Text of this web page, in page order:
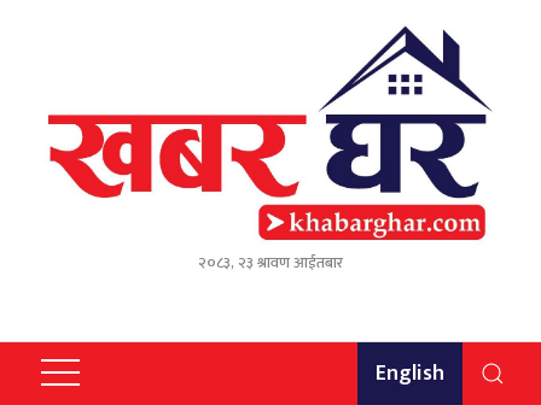
२०८३, २३ श्रावण आईतबार
English